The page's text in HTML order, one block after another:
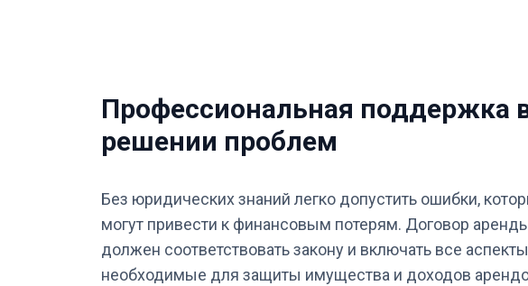
Профессиональная поддержка
решении проблем
Без юридических знаний легко допустить ошибки,
могут привести к финансовым потерям. Договор
должен соответствовать закону и включать все
необходимые для защиты имущества и доходов